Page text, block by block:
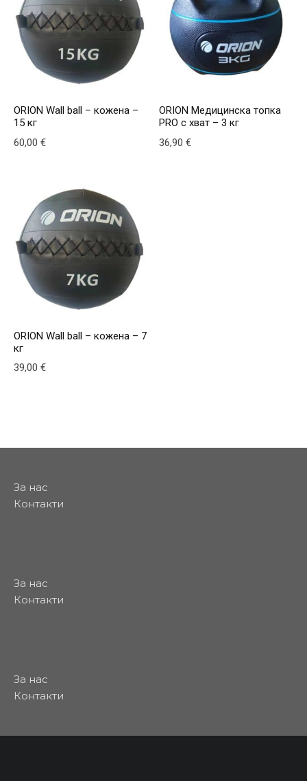
ORION Wall ball – кожена –
15 кг
60,00 €
ORION Медицинска топка
PRO с хват – 3 кг
36,90€
ORION Wall ball – кожена – 7
кг
39,00 €
За нас
Контакти
За нас
Контакти
За нас
Контакти